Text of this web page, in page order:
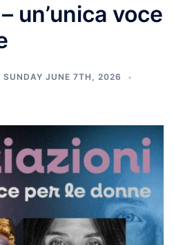
un’unica voce
SUNDAY JUNE 7TH, 2026